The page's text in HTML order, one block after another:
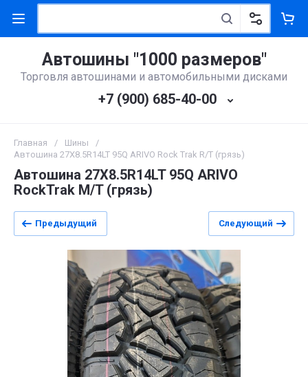
Автошины "1000 размеров"
Торговля автошинами и автомобильными дисками
+7 (900) 685-40-00
Главная / Шины
/
Автошина 27X8.5R14LT 95Q ARIVO Rock Trak R/T (грязь)
Автошина 27X8.5R14LT 95Q ARIVO
RockTrak M/T (грязь)
Предыдущий Следующий